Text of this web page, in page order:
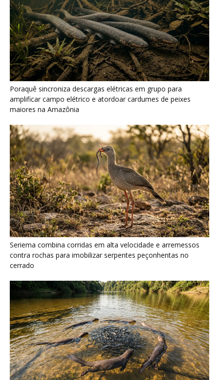
Seriema combina corridas em alta velocidade e arremessos
contra rochas para imobilizar serpentes peçonhentas no
cerrado
Ariranha sincroniza caça coletiva com vocalização subaquática
e cerca cardumes em rios rasos da Amazônia